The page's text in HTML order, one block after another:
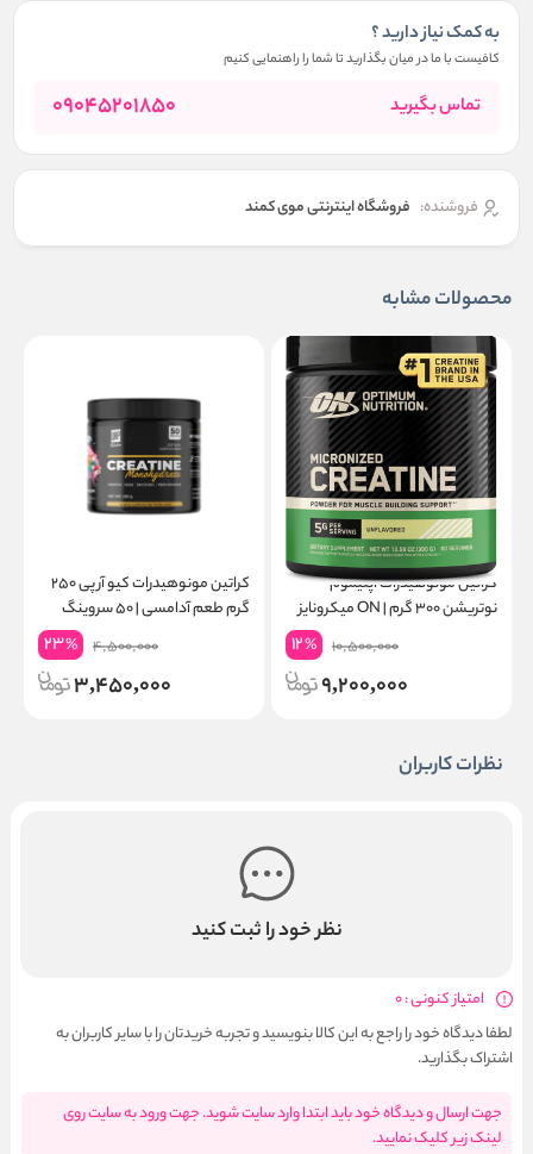
به کمک نیاز دارید ؟
کافیست با ما در میان بگذارید تا شما را راهنمایی کنیم
تماس بگیرید 09045201850
فروشنده: فروشگاه اینترنتی موی کمند
محصولات مشابه
کراتین مونوهیدرات اپتیموم
نوتریشن ۳۰۰ گرم | ON میکرونایز
10,500,000
12%
9,200,000
کراتین مونوهیدرات کیو آر پی ۲۵۰
گرم طعم آدامسی | ۵۰ سروینگ
4,500,000
23%
3,450,000
نظرات کاربران
نظر خود را ثبت کنید
امتیاز کنونی : 0
لطفا دیدگاه خود را راجع به این کالا بنویسید و تجربه خریدتان را با سایر کاربران به
اشتراک بگذارید.
جهت ارسال و دیدگاه خود باید ابتدا وارد سایت شوید. جهت ورود به سایت روی
لینک زیر کلیک نمایید.